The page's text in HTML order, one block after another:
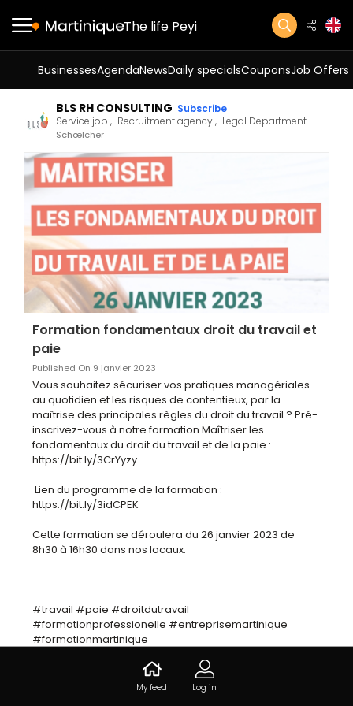
The life Peyi
BusinessesAgendaNewsDaily specialsCouponsJob Offers
BLS RH CONSULTING Subscribe
Service job Recruitment agency Legal Department
Schœlcher
Formation fondamentaux droit du travail et
paie
Published On 9 janvier 2023
Vous souhaitez sécuriser vos pratiques managériales
au quotidien et les risques de contentieux, par la
maîtrise des principales règles du droit du travail ? Pré-
inscrivez-vous à notre formation Maîtriser les
fondamentaux du droit du travail et de la paie :
https://bit.ly/3CrYyzy
https://bit.ly/3idCPEK
Cette formation se déroulera du 26 janvier 2023 de
8h30 à 16h30 dans nos locaux.
#travail #paie #droitdutravail
#formationprofessionelle #entreprisemartinique
#formationmartinique
My feed Log in